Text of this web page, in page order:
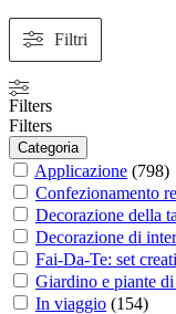
Filtri
Filters
Filters
Categoria
Applicazione (798)
Confezionamento
Decorazione della
Decorazione di
Fai-Da-Te: set
Giardino e piante di
In viaggio (154)